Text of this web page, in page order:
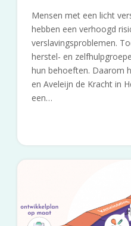
Mensen met een licht
hebben een verhoogd
verslavingsproblemen.
herstel- en
hun behoeften. Daarom
en Aveleijn de Kracht in
een…